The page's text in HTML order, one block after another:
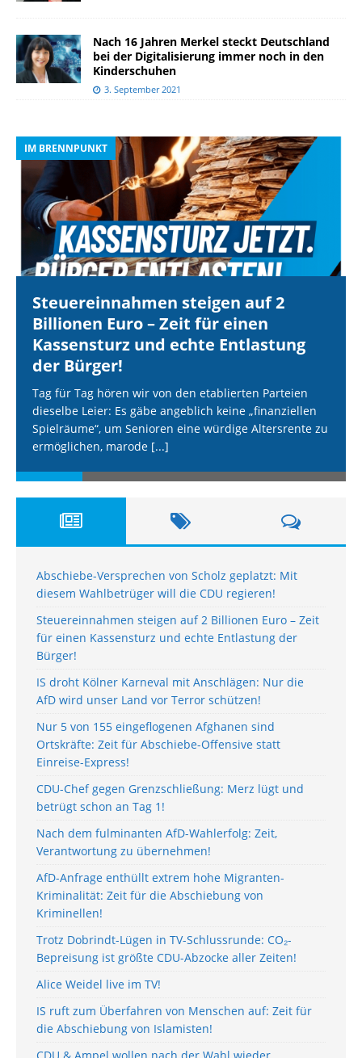
Nach 16 Jahren Merkel steckt Deutschland
bei der Digitalisierung immer noch in den
Kinderschuhen
3. September 2021
IM BRENNPUNKT
Steuereinnahmen steigen auf 2
Billionen Euro – Zeit für einen
Kassensturz und echte Entlastung
der Bürger!
Tag für Tag hören wir von den etablierten Parteien
dieselbe Leier: Es gäbe angeblich keine „finanziellen
Spielräume“, um Senioren eine würdige Altersrente zu
ermöglichen, marode [...]
Abschiebe-Versprechen von Scholz geplatzt: Mit
diesem Wahlbetrüger will die CDU regieren!
Steuereinnahmen steigen auf 2 Billionen Euro – Zeit
für einen Kassensturz und echte Entlastung der
Bürger!
IS droht Kölner Karneval mit Anschlägen: Nur die
AfD wird unser Land vor Terror schützen!
Nur 5 von 155 eingeflogenen Afghanen sind
Ortskräfte: Zeit für Abschiebe-Offensive statt
Einreise-Express!
CDU-Chef gegen Grenzschließung: Merz lügt und
betrügt schon an Tag 1!
Nach dem fulminanten AfD-Wahlerfolg: Zeit,
Verantwortung zu übernehmen!
AfD-Anfrage enthüllt extrem hohe Migranten-
Kriminalität: Zeit für die Abschiebung von
Kriminellen!
Trotz Dobrindt-Lügen in TV-Schlussrunde: CO₂-
Bepreisung ist größte CDU-Abzocke aller Zeiten!
Alice Weidel live im TV!
IS ruft zum Überfahren von Menschen auf: Zeit für
die Abschiebung von Islamisten!